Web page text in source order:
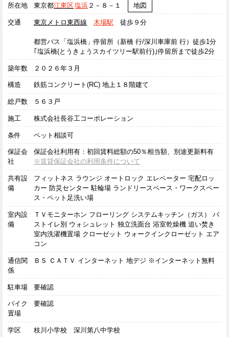
所在地 東京都江東区塩浜 ２－８－１ 地図
交通 東京メトロ東西線 木場駅 徒歩９分
都営バス「塩浜橋」停留所（新橋 行/深川車庫前 行）徒歩1分
｢塩浜橋(とうきょうスカイツリー駅前行)｣停留所まで徒歩2分
築年数 ２０２６年３月
構造 鉄筋コンクリート(RC) 地上１８階建て
総戸数 ５６３戸
施工 株式会社長谷工コーポレーション
条件 ペット相談可
保証会
社
保証会社利用有：初回賃料総額の50％相当額、別途更新料有
※賃貸保証会社の利用条件について
共有設
備
フィットネス ラウンジ オートロック エレベーター 宅配ロッ
カー 防災センター 駐輪場 ランドリースペース・ワークスペー
ス・ペット足洗い場
室内設
備
ＴＶモニターホン フローリング システムキッチン（ガス） バ
ストイレ別 ウォシュレット 独立洗面台 浴室乾燥機 追い焚き
室内洗濯機置場 クローゼット ウォークインクローゼット エア
コン
通信関
係
ＢＳ ＣＡＴＶ インターネット 地デジ ※インターネット無料
駐車場 要確認
バイク
置場
要確認
学区 枝川小学校 深川第八中学校